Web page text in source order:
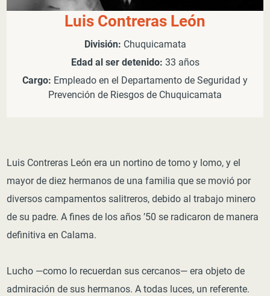
Luis Contreras León
División: Chuquicamata
Edad al ser detenido: 33 años
Cargo: Empleado en el Departamento de Seguridad y
Prevención de Riesgos de Chuquicamata
Luis Contreras León era un nortino de tomo y lomo, y el
mayor de diez hermanos de una familia que se movió por
diversos campamentos salitreros, debido al trabajo minero
de su padre. A fines de los años ’50 se radicaron de manera
definitiva en Calama.
Lucho —como lo recuerdan sus cercanos— era objeto de
admiración de sus hermanos. A todas luces, un referente.